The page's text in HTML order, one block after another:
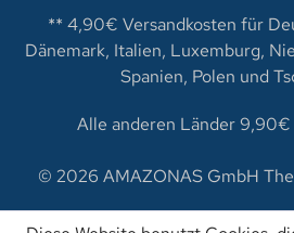
** 4,90€ Versandkosten für
Dänemark, Italien, Luxemburg,
Spanien, Polen und
Alle anderen Länder 9,90€
© 2026 AMAZONAS GmbH